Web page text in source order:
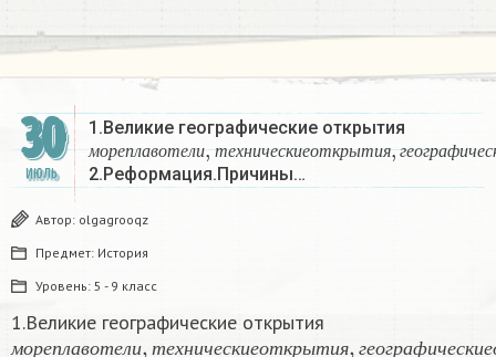
30
ИЮЛЬ
1.Великие географические открытия
мо р е пл а в о т ел и т е хн и ч е с ки е о т кр ы т ия ге о гр а ф и ч е с
морепла в отели,техническиеотк
2.Реформация.Причины…
Автор: olgagrooqz
Предмет: История
Уровень: 5 - 9 класс
1.Великие географические открытия
м о р е пл а в о т ел и техн и ческ ие откр ыт ия ге ограф и ческ ие
морепла вотели,техни ческиеот